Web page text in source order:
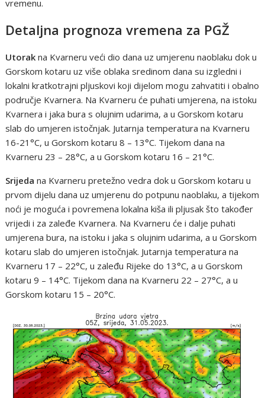
vremenu.
Detaljna prognoza vremena za PGŽ
Utorak na Kvarneru veći dio dana uz umjerenu naoblaku dok u
Gorskom kotaru uz više oblaka sredinom dana su izgledni i
lokalni kratkotrajni pljuskovi koji dijelom mogu zahvatiti i obalno
područje Kvarnera. Na Kvarneru će puhati umjerena, na istoku
Kvarnera i jaka bura s olujnim udarima, a u Gorskom kotaru
slab do umjeren istočnjak. Jutarnja temperatura na Kvarneru
16-21°C, u Gorskom kotaru 8 – 13°C. Tijekom dana na
Kvarneru 23 – 28°C, a u Gorskom kotaru 16 – 21°C.
Srijeda na Kvarneru pretežno vedra dok u Gorskom kotaru u
prvom dijelu dana uz umjerenu do potpunu naoblaku, a tijekom
noći je moguća i povremena lokalna kiša ili pljusak što također
vrijedi i za zaleđe Kvarnera. Na Kvarneru će i dalje puhati
umjerena bura, na istoku i jaka s olujnim udarima, a u Gorskom
kotaru slab do umjeren istočnjak. Jutarnja temperatura na
Kvarneru 17 – 22°C, u zaleđu Rijeke do 13°C, a u Gorskom
kotaru 9 – 14°C. Tijekom dana na Kvarneru 22 – 27°C, a u
Gorskom kotaru 15 – 20°C.